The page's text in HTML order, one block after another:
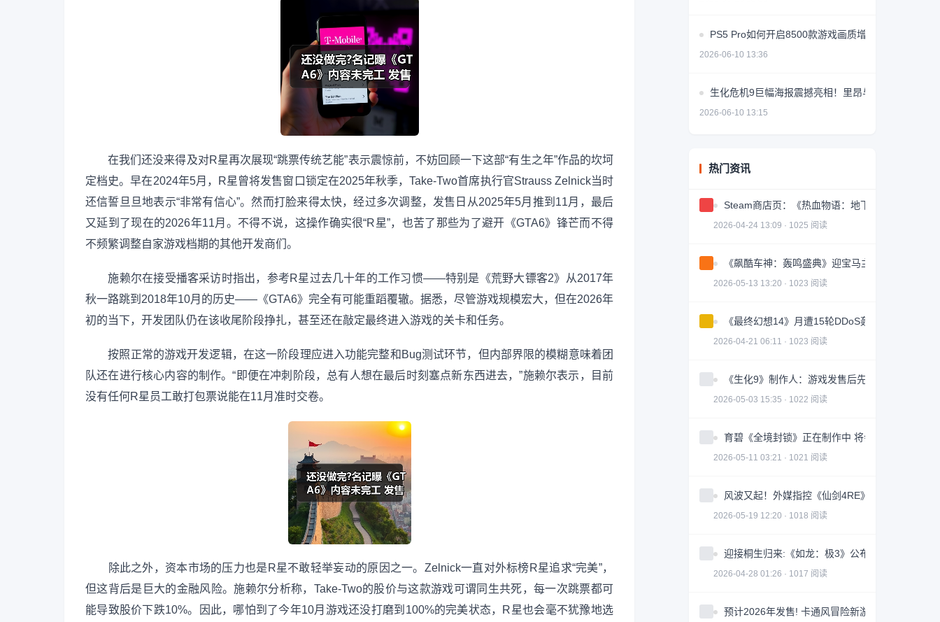
在我们还没来得及对R星再次展现“跳票传统艺能”表示震惊前，不妨回顾一下这部“有生之年”作品的坎坷
定档史。早在2024年5月，R星曾将发售窗口锁定在2025年秋季，Take-Two首席执行官Strauss Zelnick当时
还信誓旦旦地表示“非常有信心”。然而打脸来得太快，经过多次调整，发售日从2025年5月推到11月，最后
又延到了现在的2026年11月。不得不说，这操作确实很“R星”，也苦了那些为了避开《GTA6》锋芒而不得
不频繁调整自家游戏档期的其他开发商们。
施赖尔在接受播客采访时指出，参考R星过去几十年的工作习惯——特别是《荒野大镖客2》从2017年
秋一路跳到2018年10月的历史——《GTA6》完全有可能重蹈覆辙。据悉，尽管游戏规模宏大，但在2026年
初的当下，开发团队仍在该收尾阶段挣扎，甚至还在敲定最终进入游戏的关卡和任务。
按照正常的游戏开发逻辑，在这一阶段理应进入功能完整和Bug测试环节，但内部界限的模糊意味着团
队还在进行核心内容的制作。“即便在冲刺阶段，总有人想在最后时刻塞点新东西进去，”施赖尔表示，目前
没有任何R星员工敢打包票说能在11月准时交卷。
除此之外，资本市场的压力也是R星不敢轻举妄动的原因之一。Zelnick一直对外标榜R星追求“完美”，
但这背后是巨大的金融风险。施赖尔分析称，Take-Two的股价与这款游戏可谓同生共死，每一次跳票都可
能导致股价下跌10%。因此，哪怕到了今年10月游戏还没打磨到100%的完美状态，R星也会毫不犹豫地选
PS5 Pro如何开启8500款游戏画质增强？
2026-06-10 13:36
生化危机9巨幅海报震撼亮相！里昂与格蕾丝同框引
2026-06-10 13:15
热门资讯
Steam商店页：《热血物语：地下世界》确认即
2026-04-24 13:09 · 1025 阅读
《飙酷车神：轰鸣盛典》迎宝马主题活动！ 新赛
2026-05-13 13:20 · 1023 阅读
《最终幻想14》月遭15轮DDoS轰炸 外服卡顿逼
2026-04-21 06:11 · 1023 阅读
《生化9》制作人：游戏发售后先去旅行 玩完再
2026-05-03 15:35 · 1022 阅读
育碧《全境封锁》正在制作中 将会被打造成一款
2026-05-11 03:21 · 1021 阅读
风波又起！外媒指控《仙剑4RE》抄袭《光与影
2026-05-19 12:20 · 1018 阅读
迎接桐生归来:《如龙：极3》公布PC平台硬件配
2026-04-28 01:26 · 1017 阅读
预计2026年发售! 卡通风冒险新游《长日将尽》